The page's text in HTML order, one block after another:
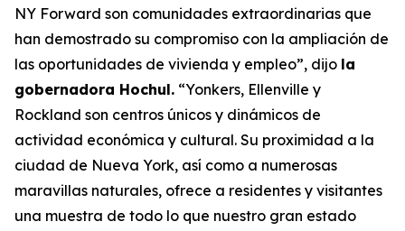
NY Forward son comunidades extraordinarias que
han demostrado su compromiso con la ampliación de
las oportunidades de vivienda y empleo”, dijo la
gobernadora Hochul. “Yonkers, Ellenville y
Rockland son centros únicos y dinámicos de
actividad económica y cultural. Su proximidad a la
ciudad de Nueva York, así como a numerosas
maravillas naturales, ofrece a residentes y visitantes
una muestra de todo lo que nuestro gran estado